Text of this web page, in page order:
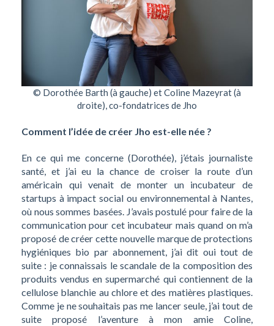
© Dorothée Barth (à gauche) et Coline Mazeyrat (à
droite), co-fondatrices de Jho
Comment l’idée de créer Jho est-elle née ?
En ce qui me concerne (Dorothée), j’étais journaliste
santé, et j’ai eu la chance de croiser la route d’un
américain qui venait de monter un incubateur de
startups à impact social ou environnemental à Nantes,
où nous sommes basées. J’avais postulé pour faire de la
communication pour cet incubateur mais quand on m’a
proposé de créer cette nouvelle marque de protections
hygiéniques bio par abonnement, j’ai dit oui tout de
suite : je connaissais le scandale de la composition des
produits vendus en supermarché qui contiennent de la
cellulose blanchie au chlore et des matières plastiques.
Comme je ne souhaitais pas me lancer seule, j’ai tout de
suite proposé l’aventure à mon amie Coline,